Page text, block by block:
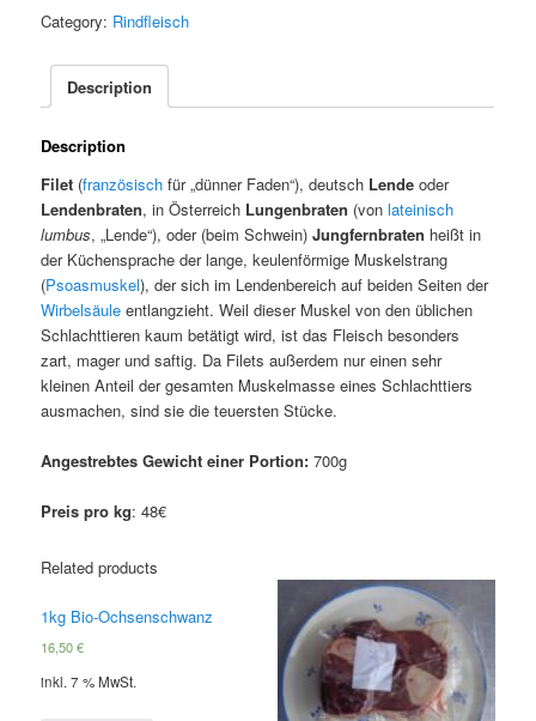
quantity
Category: Rindfleisch
Description
Description
Filet (französisch für „dünner Faden“), deutsch Lende oder
Lendenbraten, in Österreich Lungenbraten (vonlateinisch
lumbus, „Lende“), oder (beim Schwein)Jungfernbraten heißt in
der Küchensprache der lange, keulenförmige Muskelstrang
(Psoasmuskel), der sich im Lendenbereich auf beiden Seiten der
Wirbelsäule entlangzieht. Weil dieser Muskel von den üblichen
Schlachttieren kaum betätigt wird, ist das Fleisch besonders
zart, mager und saftig. Da Filets außerdem nur einen sehr
kleinen Anteil der gesamten Muskelmasse eines Schlachttiers
ausmachen, sind sie die teuersten Stücke.
Angestrebtes Gewicht einer Portion: 700g
Preis pro kg: 48€
Related products
1kg Bio-Ochsenschwanz
16,50€
inkl. 7 % MwSt.